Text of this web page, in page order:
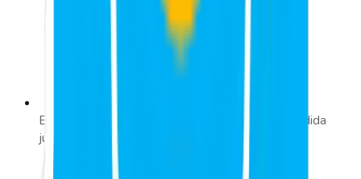
Encuentra más información y la solución a tu medida
junto a nuestros especialistas.